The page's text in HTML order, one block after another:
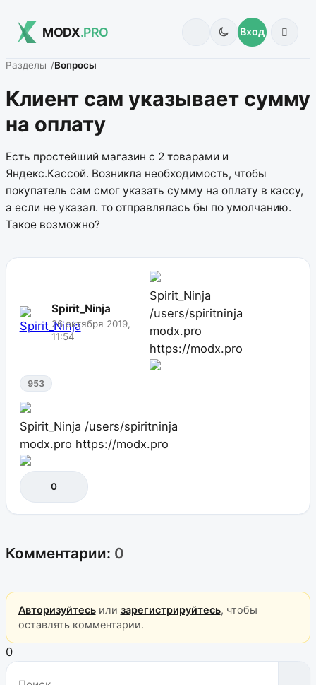
MODX.PRO Вход
Разделы Вопросы
Клиент сам указывает сумму
на оплату
Есть простейший магазин с 2 товарами и
Яндекс.Кассой. Возникла необходимость, чтобы
покупатель сам смог указать сумму на оплату в кассу,
а если не указал. то отправлялась бы по умолчанию.
Такое возможно?
Spirit_Ninja
26 октября 2019,
11:54
Spirit_Ninja
/users/spiritninja
modx.pro
https://modx.pro
953
Spirit_Ninja /users/spiritninja
modx.pro https://modx.pro
0
Комментарии: 0
Авторизуйтесьили зарегистрируйтесь, чтобы
оставлять комментарии.
0